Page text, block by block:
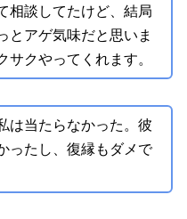
相談してたけど、結局
とアゲ気味だと思いま
サクやってくれます。
は当たらなかった。彼
ったし、復縁もダメで